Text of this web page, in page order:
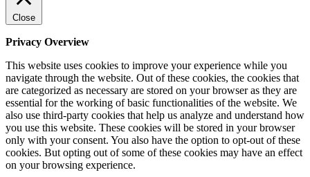
Close
Privacy Overview
This website uses cookies to improve your experience while you
navigate through the website. Out of these cookies, the cookies that
are categorized as necessary are stored on your browser as they are
essential for the working of basic functionalities of the website. We
also use third-party cookies that help us analyze and understand how
you use this website. These cookies will be stored in your browser
only with your consent. You also have the option to opt-out of these
cookies. But opting out of some of these cookies may have an effect
on your browsing experience.